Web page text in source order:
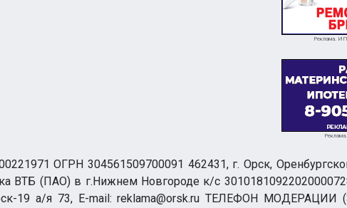
Реклама. ИП
ОГРН 304561509700091 462431, г. Орск,
ВТБ (ПАО) в г.Нижнем Новгороде к/с
19 а/я 73, E-mail: reklama@orsk.ru ТЕЛЕФОН МОДЕРАЦИИ